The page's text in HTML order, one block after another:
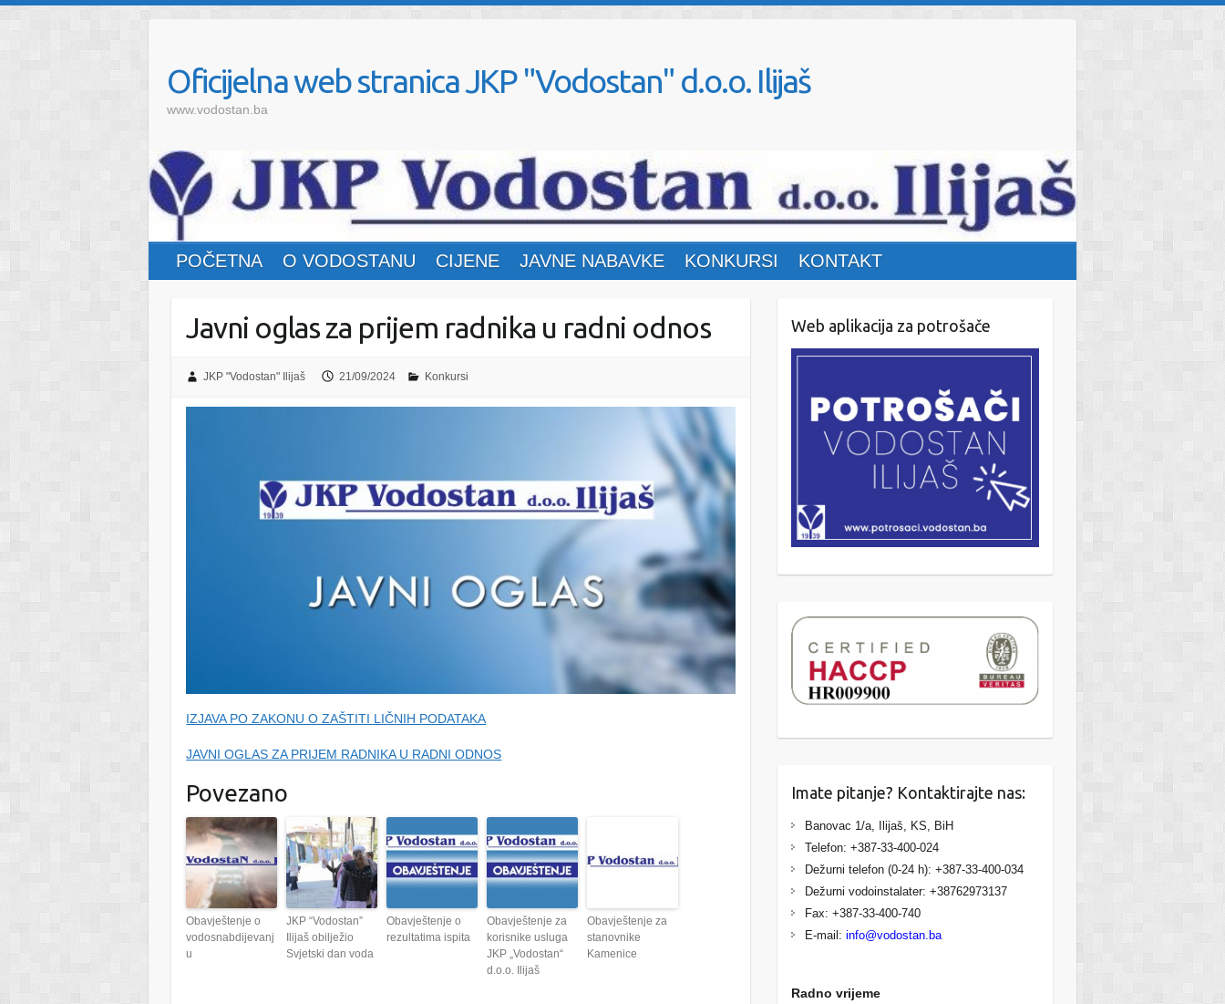
Oficijelna web stranica JKP "Vodostan" d.o.o. Ilijaš
www.vodostan.ba
POČETNA O VODOSTANU CIJENE JAVNE NABAVKE KONKURSI KONTAKT
Javni oglas za prijem radnika u radni odnos
JKP "Vodostan" Ilijaš 21/09/2024 Konkursi
IZJAVA PO ZAKONU O ZAŠTITI LIČNIH PODATAKA
JAVNI OGLAS ZA PRIJEM RADNIKA U RADNI ODNOS
Povezano
Obavještenje o
vodosnabdijevanj
u
JKP “Vodostan”
Ilijaš obilježio
Svjetski dan voda
Obavještenje o
rezultatima ispita
Obavještenje za
korisnike usluga
JKP „Vodostan“
d.o.o. Ilijaš
Obavještenje za
stanovnike
Kamenice
Web aplikacija za potrošače
Imate pitanje? Kontaktirajte nas:
Banovac 1/a, Ilijaš, KS, BiH
Telefon: +387-33-400-024
Dežurni telefon (0-24 h): +387-33-400-034
Dežurni vodoinstalater: +38762973137
Fax: +387-33-400-740
E-mail: info@vodostan.ba
Radno vrijeme